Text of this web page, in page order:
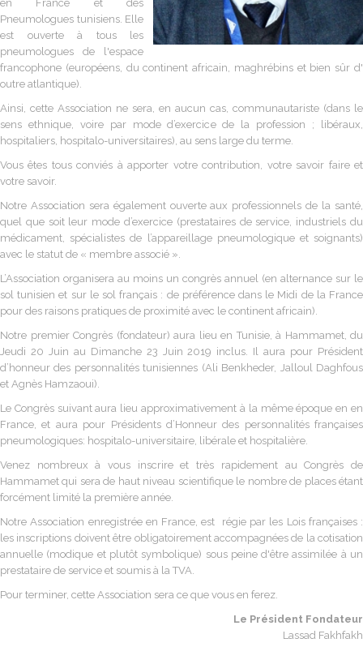
en France et des
Pneumologues tunisiens. Elle
est ouverte à tous les
pneumologues de l'espace
francophone (européens, du continent africain, maghrébins et bien sûr d'
outre atlantique).
Ainsi, cette Association ne sera, en aucun cas, communautariste (dans le
sens ethnique, voire par mode d’exercice de la profession ; libéraux,
hospitaliers, hospitalo-universitaires), au sens large du terme.
Vous êtes tous conviés à apporter votre contribution, votre savoir faire et
votre savoir.
Notre Association sera également ouverte aux professionnels de la santé,
quel que soit leur mode d’exercice (prestataires de service, industriels du
médicament, spécialistes de l’appareillage pneumologique et soignants)
avec le statut de « membre associé ».
L’Association organisera au moins un congrès annuel (en alternance sur le
sol tunisien et sur le sol français : de préférence dans le Midi de la France
pour des raisons pratiques de proximité avec le continent africain).
Notre premier Congrès (fondateur) aura lieu en Tunisie, à Hammamet, du
Jeudi 20 Juin au Dimanche 23 Juin 2019 inclus. Il aura pour Président
d’honneur des personnalités tunisiennes (Ali Benkheder, Jalloul Daghfous
et Agnès Hamzaoui).
Le Congrès suivant aura lieu approximativement à la même époque en en
France, et aura pour Présidents d’Honneur des personnalités françaises
pneumologiques: hospitalo-universitaire, libérale et hospitalière.
Venez nombreux à vous inscrire et très rapidement au Congrès de
Hammamet qui sera de haut niveau scientifique le nombre de places étant
forcément limité la première année.
Notre Association enregistrée en France, est régie par les Lois françaises :
les inscriptions doivent être obligatoirement accompagnées de la cotisation
annuelle (modique et plutôt symbolique) sous peine d'être assimilée à un
prestataire de service et soumis à la TVA.
Pour terminer, cette Association sera ce que vous en ferez.
Le Président Fondateur
Lassad Fakhfakh